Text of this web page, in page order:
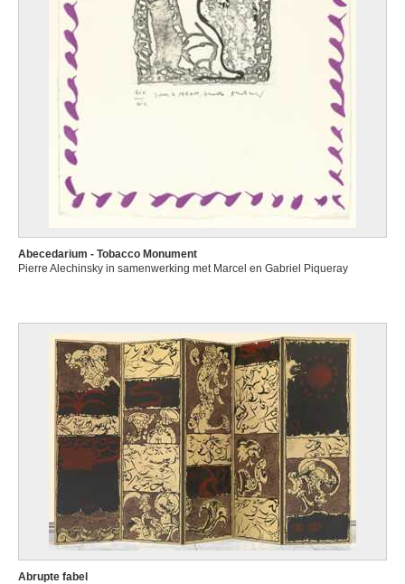
Abecedarium - Tobacco Monument
Pierre Alechinsky in samenwerking met Marcel en Gabriel Piqueray
Abrupte fabel